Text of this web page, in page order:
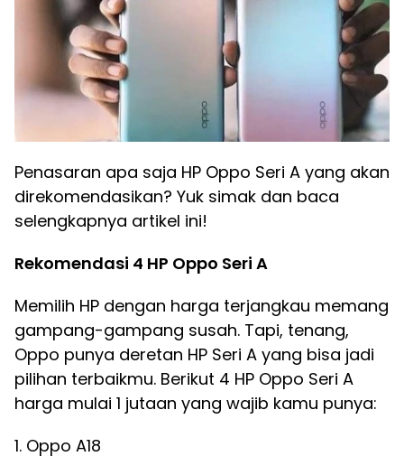
Penasaran apa saja HP Oppo Seri A yang akan
direkomendasikan? Yuk simak dan baca
selengkapnya artikel ini!
Rekomendasi 4 HP Oppo Seri A
Memilih HP dengan harga terjangkau memang
gampang-gampang susah. Tapi, tenang,
Oppo punya deretan HP Seri A yang bisa jadi
pilihan terbaikmu. Berikut 4 HP Oppo Seri A
harga mulai 1 jutaan yang wajib kamu punya:
1. Oppo A18